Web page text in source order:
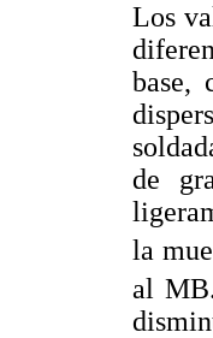
Los
base,
de
la
al